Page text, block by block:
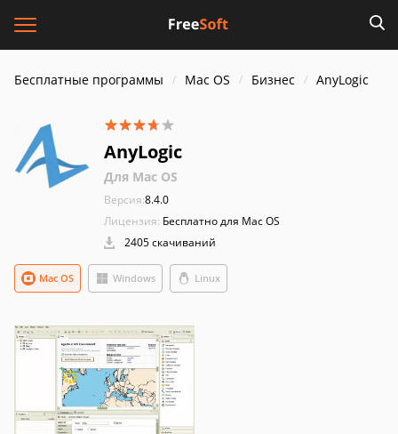
Бесплатные программы Mac OS Бизнес AnyLogic
AnyLogic
Для Mac OS
Версия:8.4.0
Лицензия: Бесплатно для Mac OS
2405 скачиваний
Windows Linux
Mac OS